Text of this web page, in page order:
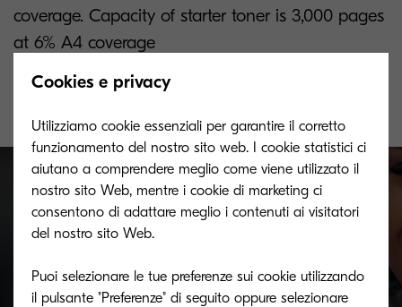
coverage. Capacity of starter toner is 3,000 pages
at 6% A4 coverage
Non esaurire più il toner
Non rischiare di rimanere senza. Rivolgiti al
Cookies e privacy
Utilizziamo cookie essenziali per garantire il corretto
funzionamento del nostro sito web. I cookie statistici ci
aiutano a comprendere meglio come viene utilizzato il
nostro sito Web, mentre i cookie di marketing ci
consentono di adattare meglio i contenuti ai visitatori
del nostro sito Web.
Puoi selezionare le tue preferenze sui cookie utilizzando
il pulsante "Preferenze" di seguito oppure selezionare